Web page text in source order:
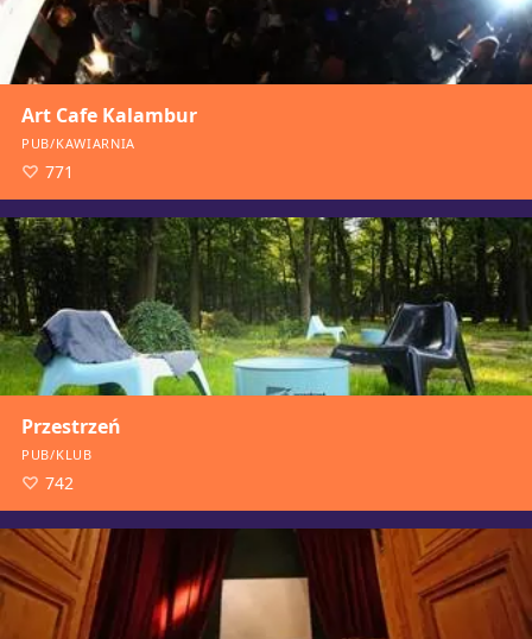
Art Cafe Kalambur
PUB/KAWIARNIA
771
Przestrzeń
PUB/KLUB
742